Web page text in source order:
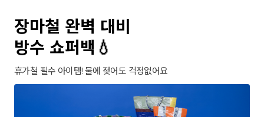
장마철 완벽 대비
방수 쇼퍼백💧
휴가철 필수 아이템! 물에 젖어도 걱정없어요